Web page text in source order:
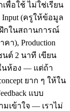
พื่อใช้ ไม่ใช่เรียน
(ครูให้ข้อมูล
ฝึกในสถานการณ์
า), Production
นต์ 2 นาที เขียน
นห้อง — แต่ถ้า
ยาก ๆ ให้ใน
แบบ
มเข้าใจ — เราไม่